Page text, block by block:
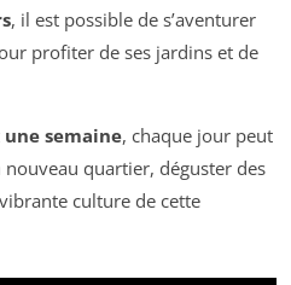
, il est possible de s’aventurer
profiter de ses jardins et de
une semaine, chaque jour peut
quartier, déguster des
culture de cette